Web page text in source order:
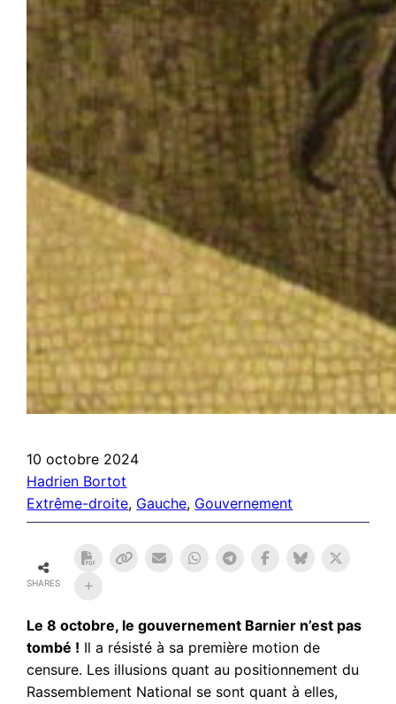
10 octobre 2024
Hadrien Bortot
Extrême-droite, Gauche, Gouvernement
SHARES
Le 8 octobre, le gouvernement Barnier n’est pas
tombé ! Il a résisté à sa première motion de
censure. Les illusions quant au positionnement du
Rassemblement National se sont quant à elles,